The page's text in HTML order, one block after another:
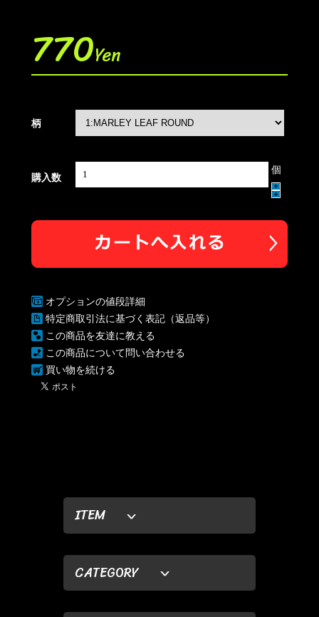
ITEM
CATEGORY
770Yen
柄
購入数
個
オプションの値段詳細
特定商取引法に基づく表記（返品等）
この商品を友達に教える
この商品について問い合わせる
買い物を続ける